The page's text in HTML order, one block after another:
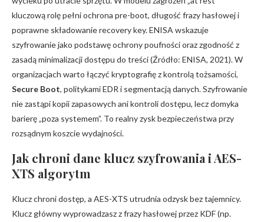
kluczową rolę pełni ochrona pre-boot, długość frazy hasłowej i
poprawne składowanie recovery key. ENISA wskazuje
szyfrowanie jako podstawę ochrony poufności oraz zgodność z
zasadą minimalizacji dostępu do treści (Źródło: ENISA, 2021). W
organizacjach warto łączyć kryptografię z kontrolą tożsamości,
Secure Boot, politykami EDR i segmentacją danych. Szyfrowanie
nie zastąpi kopii zapasowych ani kontroli dostępu, lecz domyka
barierę „poza systemem”. To realny zysk bezpieczeństwa przy
rozsądnym koszcie wydajności.
Jak chroni dane klucz szyfrowania i AES-
XTS algorytm
Klucz chroni dostęp, a AES-XTS utrudnia odzysk bez tajemnicy.
Klucz główny wyprowadzasz z frazy hasłowej przez KDF (np.